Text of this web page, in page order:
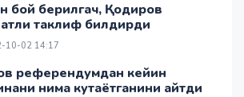
бой берилгач, Қодиров
таклиф билдирди
10-02 14:17
референдумдан кейин
нима кутаётганини айтди